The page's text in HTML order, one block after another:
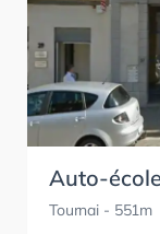
Auto-
Tournai - 551m